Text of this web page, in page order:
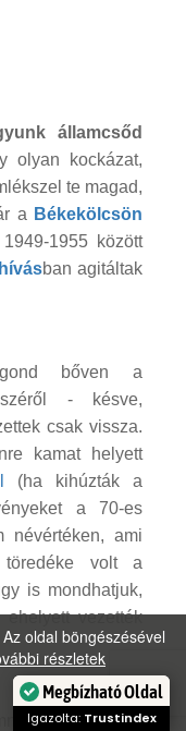
államcsőd
olyan kockázat,
te magad,
a Békekölcsön
1955 között
ban agitáltak
bőven a
- késve,
csak vissza.
kamat helyett
(ha kihúzták a
a 70-es
névértéken, ami
volt a
is mondhatjuk,
vezették
joga van
oldal böngészésével
részletek
Megbízható Oldal
Igazolta: Trustindex